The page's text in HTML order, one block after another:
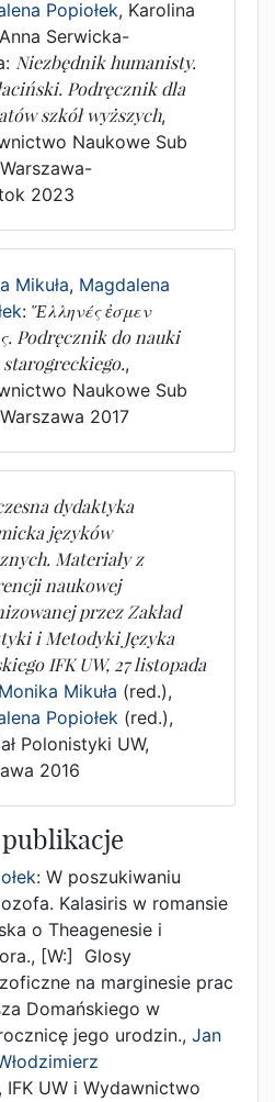
Popiołek, Karolina
Anna Serwicka-
: Niezbędnik humanisty.
Podręcznik dla
szkół wyższych,
Naukowe Sub
Warszawa-
2023
Mikuła, Magdalena
: Ἕλληνές ἐσμεν
Podręcznik do nauki
starogreckiego.,
Naukowe Sub
Warszawa 2017
dydaktyka
języków
Materiały z
naukowej
przez Zakład
i Metodyki Języka
IFK UW, 27 listopada
Monika Mikuła (red.),
Popiołek(red.),
Polonistyki UW,
2016
: W poszukiwaniu
Kalasiris w romansie
o Theagenesie i
, [W:]
Glosy
na marginesie prac
Domańskiego w
jego urodzin., Jan
IFK UW i Wydawnictwo